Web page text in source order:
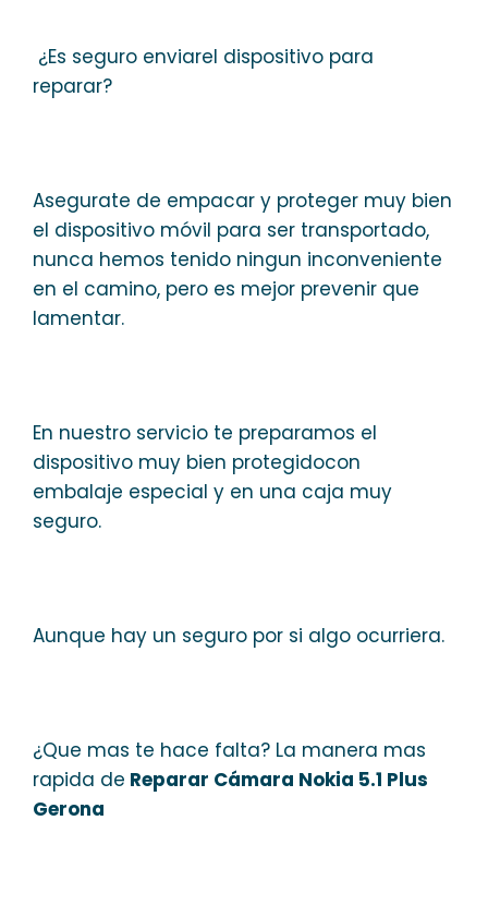
¿Es seguro enviarel dispositivo para
reparar?
Asegurate de empacar y proteger muy bien
el dispositivo móvil para ser transportado,
nunca hemos tenido ningun inconveniente
en el camino, pero es mejor prevenir que
lamentar.
En nuestro servicio te preparamos el
dispositivo muy bien protegidocon
embalaje especial y en una caja muy
seguro.
Aunque hay un seguro por si algo ocurriera.
¿Que mas te hace falta? La manera mas
rapida de Reparar Cámara Nokia 5.1 Plus
Gerona